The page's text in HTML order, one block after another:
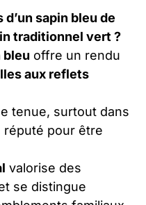
sapin bleu de
traditionnel vert ?
bleu offre un rendu
aux reflets
tenue, surtout dans
réputé pour être
valorise des
se distingue